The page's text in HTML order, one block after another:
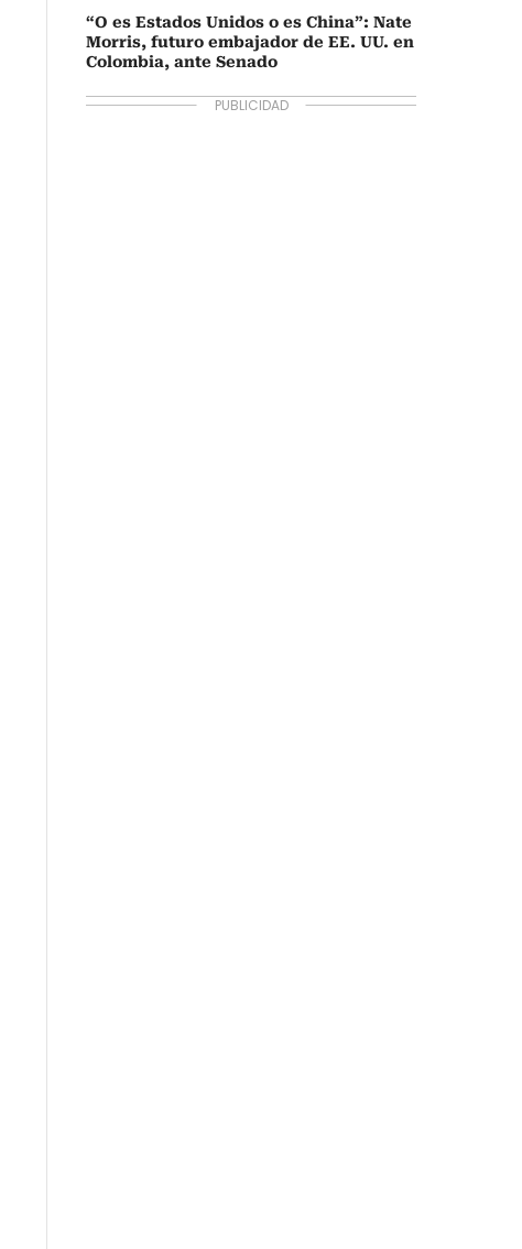
“O es Estados Unidos o es China”: Nate
Morris, futuro embajador de EE. UU. en
Colombia, ante Senado